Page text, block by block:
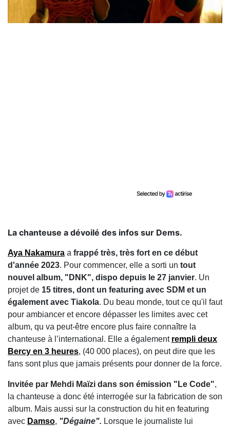
La chanteuse a dévoilé des infos sur Dems.
Aya Nakamura a frappé très, très fort en ce début
d'année 2023. Pour commencer, elle a sorti un tout
nouvel album, "DNK", dispo depuis le 27 janvier. Un
projet de 15 titres, dont un featuring avec SDM et un
également avec Tiakola. Du beau monde, tout ce qu'il faut
pour ambiancer et encore dépasser les limites avec cet
album, qu va peut-être encore plus faire connaître la
chanteuse à l’international. Elle a également rempli deux
Bercy en 3 heures, (40 000 places), on peut dire que les
fans sont plus que jamais présents pour donner de la force.
Invitée par Mehdi Maïzi dans son émission "Le Code",
la chanteuse a donc été interrogée sur la fabrication de son
album. Mais aussi sur la construction du hit en featuring
avec Damso, "Dégaine". Lorsque le journaliste lui